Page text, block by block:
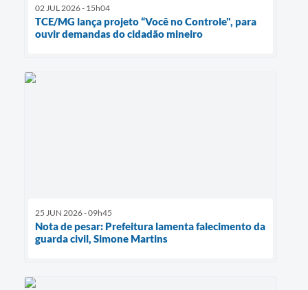
02 JUL 2026 - 15h04
TCE/MG lança projeto “Você no Controle", para
ouvir demandas do cidadão mineiro
25 JUN 2026 - 09h45
Nota de pesar: Prefeitura lamenta falecimento da
guarda civil, Simone Martins